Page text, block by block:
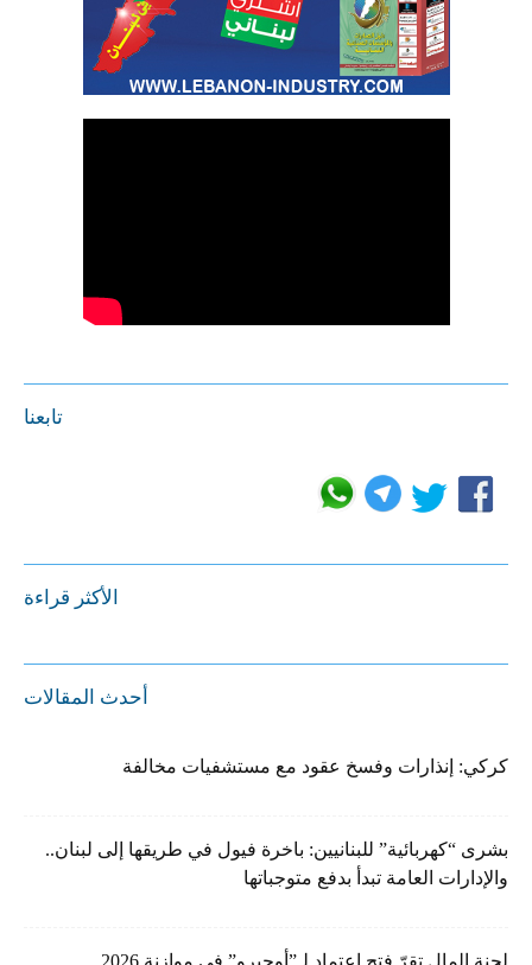
تابعنا
الأكثر قراءة
أحدث المقالات
كركي: إنذارات وفسخ عقود مع مستشفيات مخالفة
بشرى “كهربائية” للبنانيين: باخرة فيول في طريقها إلى لبنان..
والإدارات العامة تبدأ بدفع متوجباتها